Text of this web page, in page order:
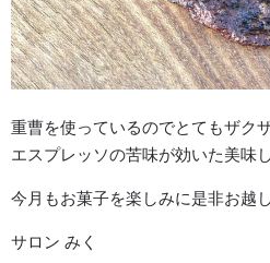
重曹を使っているのでとてもザク
エスプレッソの苦味が効いた美味
今月もお菓子を楽しみに是非お越
サロン みく